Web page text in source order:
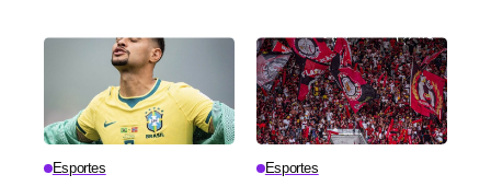
Esportes Esportes